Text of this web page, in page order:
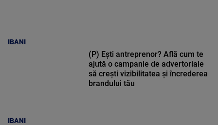
IBANI
IBANI
(P) Ești antreprenor? Află cum te
ajută o campanie de advertoriale
să crești vizibilitatea și încrederea
brandului tău